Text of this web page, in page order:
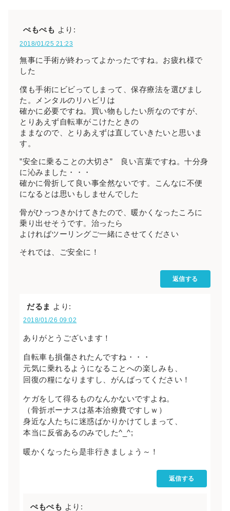
ぺもぺも より:
2018/01/25 21:23
無事に手術が終わってよかったですね。お疲れ様で
した
僕も手術にビビってしまって、保存療法を選びまし
た。メンタルのリハビリは
確かに必要ですね。買い物もしたい所なのですが、
とりあえず自転車がこけたときの
ままなので、とりあえずは直していきたいと思いま
す。
”安全に乗ることの大切さ” 良い言葉ですね。十分身
に沁みました・・・
確かに骨折して良い事全然ないです。こんなに不便
になるとは思いもしませんでした
骨がひっつきかけてきたので、暖かくなったころに
乗り出せそうです。治ったら
よければツーリングご一緒にさせてください
それでは、ご安全に！
返信する
だるま より:
2018/01/26 09:02
ありがとうございます！
自転車も損傷されたんですね・・・
元気に乗れるようになることへの楽しみも、
回復の糧になりますし、がんばってください！
ケガをして得るものなんかないですよね。
（骨折ボーナスは基本治療費ですしｗ）
身近な人たちに迷惑ばかりかけてしまって、
本当に反省あるのみでした^_^;
暖かくなったら是非行きましょう～！
返信する
ぺもぺも より: